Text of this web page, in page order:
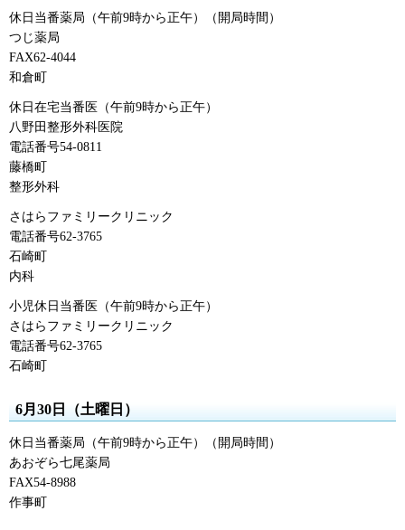
休日当番薬局（午前9時から正午）（開局時間）
つじ薬局
FAX62-4044
和倉町
休日在宅当番医（午前9時から正午）
八野田整形外科医院
電話番号54-0811
藤橋町
整形外科
さはらファミリークリニック
電話番号62-3765
石崎町
内科
小児休日当番医（午前9時から正午）
さはらファミリークリニック
電話番号62-3765
石崎町
6月30日（土曜日）
休日当番薬局（午前9時から正午）（開局時間）
あおぞら七尾薬局
FAX54-8988
作事町